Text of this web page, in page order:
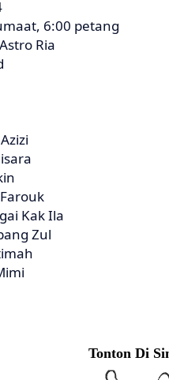
6:00 petang
Ria
Kak Ila
Zul
Tonton Di